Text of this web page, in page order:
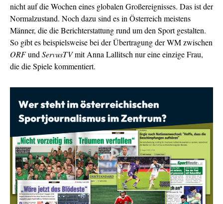
nicht auf die Wochen eines globalen Großereignisses. Das ist der
Normalzustand. Noch dazu sind es in Österreich meistens
Männer, die die Berichterstattung rund um den Sport gestalten.
So gibt es beispielsweise bei der Übertragung der WM zwischen
ORFund ServusTVmit Anna Lallitsch nur eine einzige Frau,
die die Spiele kommentiert.